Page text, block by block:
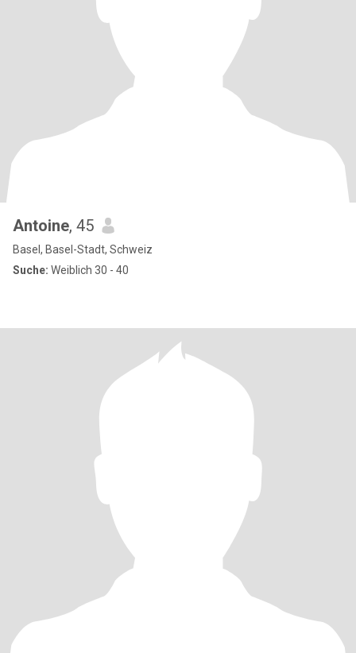
Antoine, 45
Basel, Basel-Stadt, Schweiz
Suche: Weiblich 30 - 40